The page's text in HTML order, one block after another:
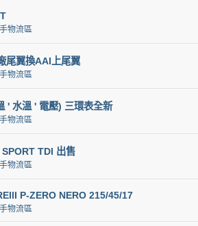
物流區
尾翼換AAI上尾翼
物流區
' 水溫 ' 電壓) 三環表全新
物流區
TDI 出售
物流區
P-ZERO NERO 215/45/17
物流區